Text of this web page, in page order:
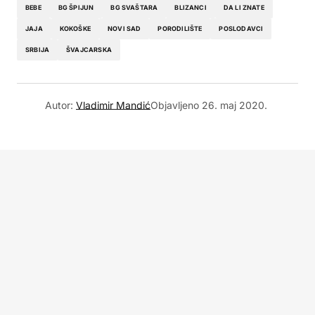
BEBE BG ŠPIJUN BG SVAŠTARA BLIZANCI DA LI ZNATE
JAJA KOKOŠKE NOVI SAD PORODILIŠTE POSLODAVCI
SRBIJA ŠVAJCARSKA
Autor: Vladimir MandićObjavljeno 26. maj 2020.